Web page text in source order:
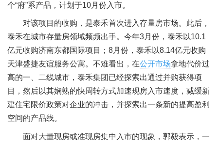
个“府”系产品，计划于10月份入市。
对该项目的收购，是泰禾首次进入存量房市场。此后，
泰禾在城市存量房领域频频出手。今年3月份，泰禾以10.1
亿元收购济南东都国际项目；8月份，泰禾以8.14亿元收购
天津盛捷友谊服务公寓。不难看出，在公开市场拿地代价过
高的一、二线城市，泰禾集团已经探索出通过并购获得项
目，然后以其娴熟的快周转方式加速现房入市速度，减缓新
建住宅限价政策对企业的冲击，并探索出一条新的提高盈利
空间的产品线。
面对大量现房或准现房集中入市的现象，郭毅表示，一